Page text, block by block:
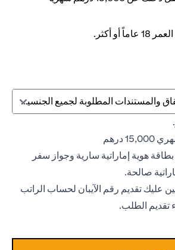
العمر 18 عاماً أو أكثر.
شروط الاستحقاق والمستندات المطلوبة لجميع الجنسيات
درهم
هوية إماراتية سارية وجواز سفر
صالحة.
عليك تقديم رقم الآيبان لحساب الراتب
تقديم الطلب.